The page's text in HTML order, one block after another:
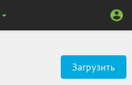
Загрузить